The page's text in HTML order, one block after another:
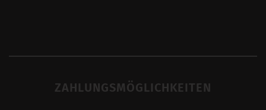
ZAHLUNGSMÖGLICHKEITEN